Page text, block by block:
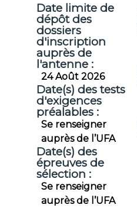
Date limite de
dépôt des
dossiers
d'inscription
auprès de
l'antenne :
24 Août 2026
Date(s) des tests
d'exigences
préalables :
Se renseigner
auprès de l’UFA
Date(s) des
épreuves de
sélection :
Se renseigner
auprès de l’UFA